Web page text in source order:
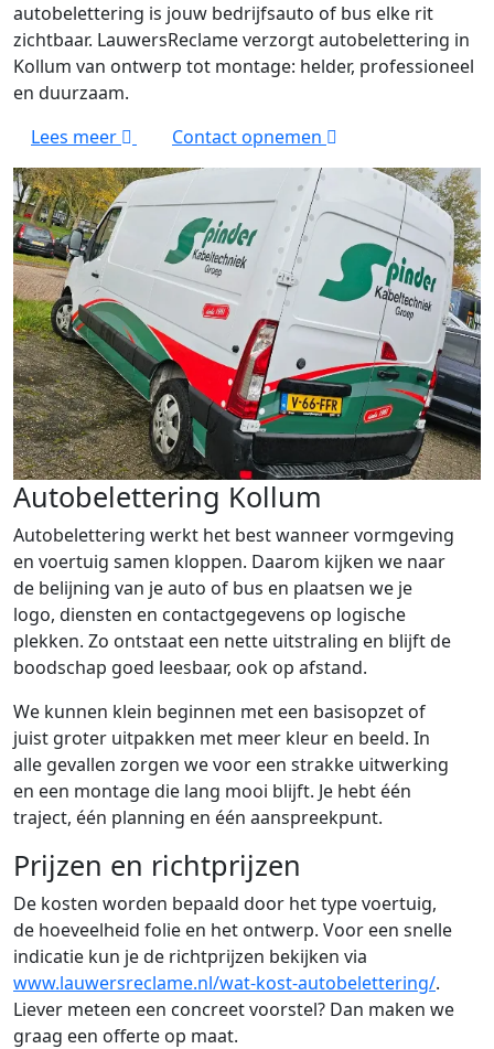
autobelettering is jouw bedrijfsauto of bus elke rit
zichtbaar. LauwersReclame verzorgt autobelettering in
Kollum van ontwerp tot montage: helder, professioneel
en duurzaam.
Lees meer
Contact opnemen
Autobelettering Kollum
Autobelettering werkt het best wanneer vormgeving
en voertuig samen kloppen. Daarom kijken we naar
de belijning van je auto of bus en plaatsen we je
logo, diensten en contactgegevens op logische
plekken. Zo ontstaat een nette uitstraling en blijft de
boodschap goed leesbaar, ook op afstand.
We kunnen klein beginnen met een basisopzet of
juist groter uitpakken met meer kleur en beeld. In
alle gevallen zorgen we voor een strakke uitwerking
en een montage die lang mooi blijft. Je hebt één
traject, één planning en één aanspreekpunt.
Prijzen en richtprijzen
De kosten worden bepaald door het type voertuig,
de hoeveelheid folie en het ontwerp. Voor een snelle
indicatie kun je de richtprijzen bekijken via
www.lauwersreclame.nl/wat-kost-autobelettering/.
Liever meteen een concreet voorstel? Dan maken we
graag een offerte op maat.